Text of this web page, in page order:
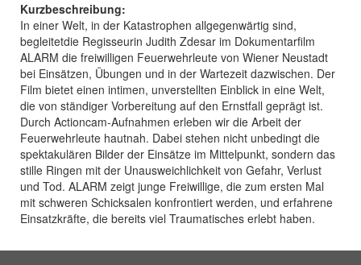
Kurzbeschreibung:
In einer Welt, in der Katastrophen allgegenwärtig sind,
begleitetdie Regisseurin Judith Zdesar im Dokumentarfilm
ALARM die freiwilligen Feuerwehrleute von Wiener Neustadt
bei Einsätzen, Übungen und in der Wartezeit dazwischen. Der
Film bietet einen intimen, unverstellten Einblick in eine Welt,
die von ständiger Vorbereitung auf den Ernstfall geprägt ist.
Durch Actioncam-Aufnahmen erleben wir die Arbeit der
Feuerwehrleute hautnah. Dabei stehen nicht unbedingt die
spektakulären Bilder der Einsätze im Mittelpunkt, sondern das
stille Ringen mit der Unausweichlichkeit von Gefahr, Verlust
und Tod. ALARM zeigt junge Freiwillige, die zum ersten Mal
mit schweren Schicksalen konfrontiert werden, und erfahrene
Einsatzkräfte, die bereits viel Traumatisches erlebt haben.